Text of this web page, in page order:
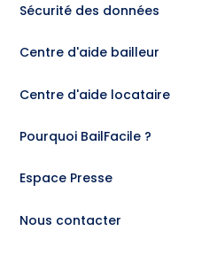
Sécurité des données
Centre d'aide bailleur
Centre d'aide locataire
Pourquoi BailFacile ?
Espace Presse
Nous contacter